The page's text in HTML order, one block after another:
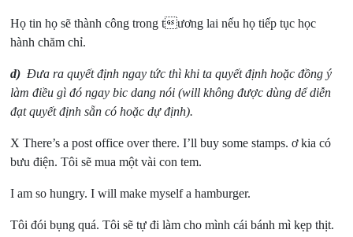
Họ tin họ sẽ thành công trong tương lai nếu họ tiếp tục học
hành chăm chỉ.
d)Đưa ra quyết định ngay tức thì khi ta quyết định hoặc đồng ý
làm điều gì đó ngay bic dang nói (will không được dùng dể diễn
đạt quyết định sẵn có hoặc dự định).
X There’s a post office over there. I’ll buy some stamps. ơ kia có
bưu điện. Tôi sẽ mua một vài con tem.
I am so hungry. I will make myself a hamburger.
Tôi đói bụng quá. Tôi sẽ tự đi làm cho mình cái bánh mì kẹp thịt.